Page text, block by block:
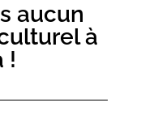
aucun
à
!